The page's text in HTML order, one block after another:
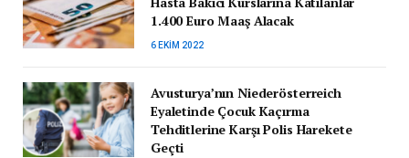
1.400 Euro Maaş Alacak
6 EKIM 2022
Avusturya’nın Niederösterreich
Eyaletinde Çocuk Kaçırma
Tehditlerine Karşı Polis Harekete
Geçti